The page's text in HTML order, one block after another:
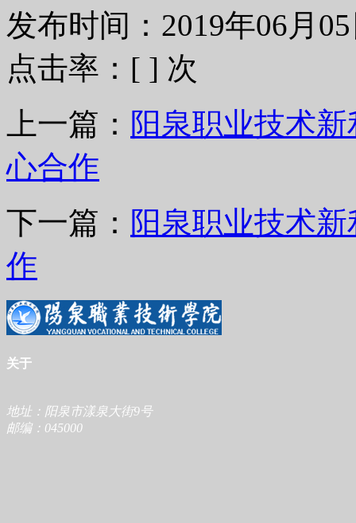
发布时间：2019年06月
点击率：[ ] 次
上一篇： 阳泉职业技术
心合作
下一篇： 阳泉职业技术
作
关于
地址：阳泉市漾泉大街9号
邮编：045000